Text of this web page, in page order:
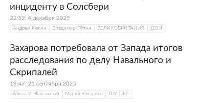
инциденту в Солсбери
22:52, 4 декабря 2025
Андрей Келин Владимир Путин ВЕЛИКОБРИТАНИЯ ДОН
Захарова потребовала от Запада итогов
расследования по делу Навального и
Скрипалей
18:47, 21 сентября 2025
Алексей Навальный Мария Захарова ГРУ ЕС